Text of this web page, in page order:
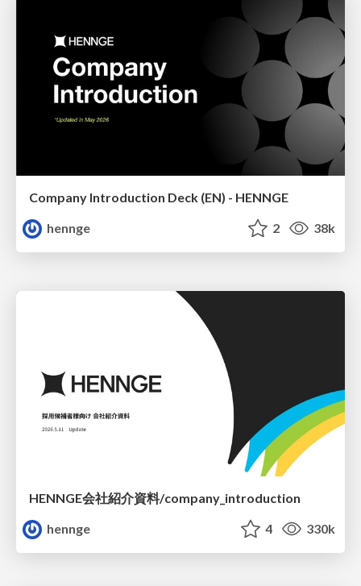
Company Introduction Deck (EN) - HENNGE
hennge
2 38k
HENNGE会社紹介資料/company_introduction
hennge
4 330k